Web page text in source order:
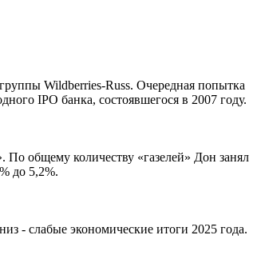
Wildberries-Russ. Очередная попытка
IPO банка, состоявшегося в 2007 году.
общему количеству «газелей» Дон занял
до 5,2%.
- слабые экономические итоги 2025 года.